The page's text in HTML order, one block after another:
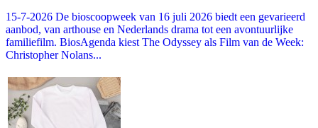
15-7-2026 De bioscoopweek van 16 juli 2026 biedt een gevarieerd
aanbod, van arthouse en Nederlands drama tot een avontuurlijke
familiefilm. BiosAgenda kiest The Odyssey als Film van de Week:
Christopher Nolans...